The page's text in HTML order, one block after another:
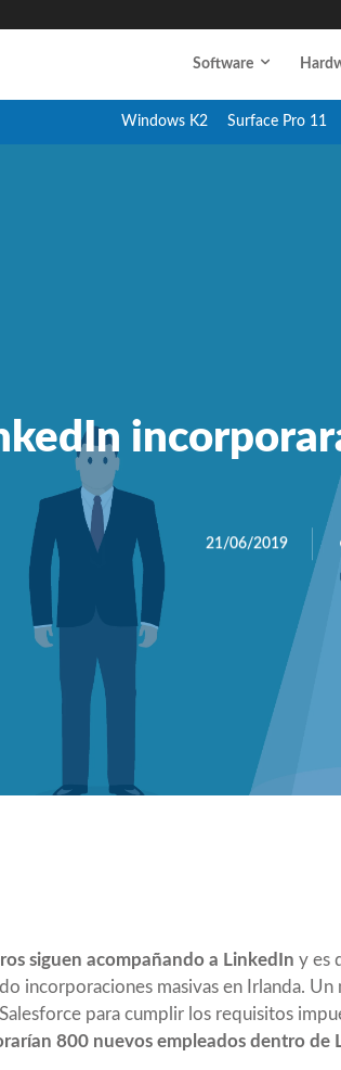
Software
Windows K2 Surface Pro 11
21/06/2019
siguen acompañando a LinkedIn y es
incorporaciones masivas en Irlanda.
para cumplir los requisitos
800 nuevos empleados dentro de